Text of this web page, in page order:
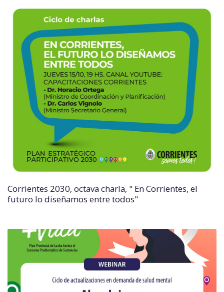
Corrientes 2030, octava charla, " En Corrientes, el
futuro lo diseñamos entre todos"